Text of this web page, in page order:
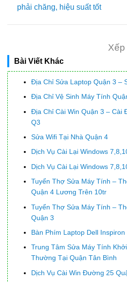
phải chăng, hiệu suất tốt
Bài Viết Khác
Địa Chỉ Sửa Laptop Quận 3 –
Địa Chỉ Vệ Sinh Máy Tính
Địa Chỉ Cài Win Quận 3 – Cài
Q3
Sửa Wifi Tại Nhà Quận 4
Dịch Vụ Cài Lại Windows
Dịch Vụ Cài Lại Windows
Tuyển Thợ Sửa Máy Tính –
Quận 4 Lương Trên 10tr
Tuyển Thợ Sửa Máy Tính –
Quận 3
Bàn Phím Laptop Dell
Trung Tâm Sửa Máy Tính
Thường Tại Quận Tân Bình
Dịch Vụ Cài Win Đường 25